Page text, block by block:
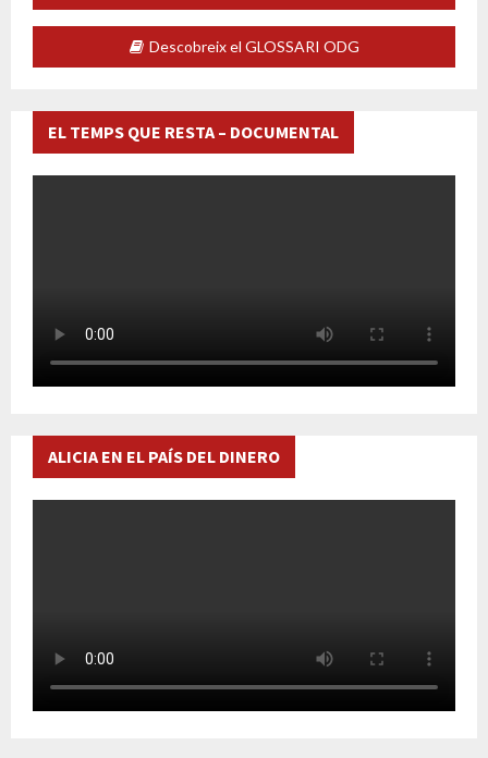
Descobreix el GLOSSARI ODG
EL TEMPS QUE RESTA – DOCUMENTAL
ALICIA EN EL PAÍS DEL DINERO